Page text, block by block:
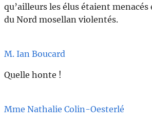
qu’ailleurs les élus étaient
du Nord mosellan violentés.
M. Ian Boucard
Quelle honte !
Mme Nathalie Colin-Oesterlé